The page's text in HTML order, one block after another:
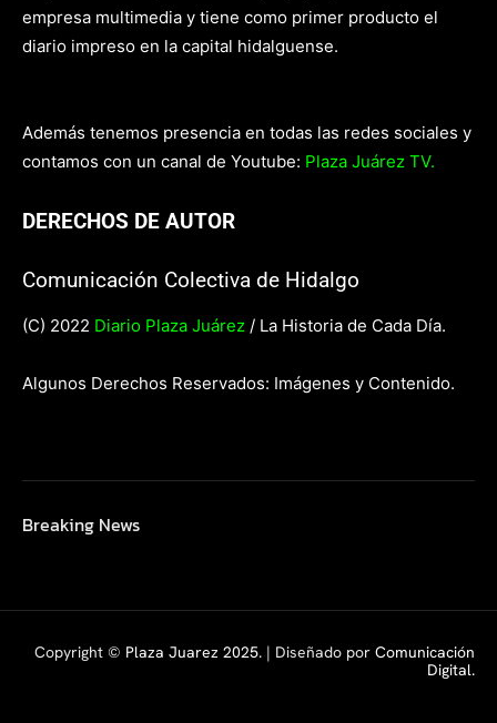
empresa multimedia y tiene como primer producto el
diario impreso en la capital hidalguense.
Además tenemos presencia en todas las redes sociales y
contamos con un canal de Youtube: Plaza Juárez TV.
DERECHOS DE AUTOR
Comunicación Colectiva de Hidalgo
(C) 2022 Diario Plaza Juárez / La Historia de Cada Día.
Algunos Derechos Reservados: Imágenes y Contenido.
Breaking News
Copyright © Plaza Juarez 2025. | Diseñado por Comunicación
Digital.